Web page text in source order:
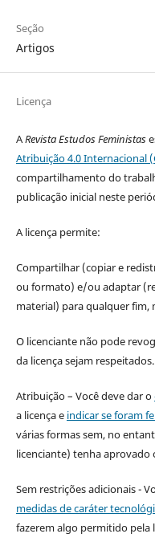
Seção
Artigos
Licença
ARevista Estudos Feministas
Atribuição 4.0 Internacional
compartilhamento do
publicação inicial neste
A licença permite:
Compartilhar (copiar e
ou formato) e/ou adaptar
material) para qualquer fim,
O licenciante não pode
da licença sejam
Atribuição – Você deve dar o
a licença e indicar se foram
várias formas sem, no
licenciante) tenha aprovado
Sem restrições adicionais -
medidas de caráter
fazerem algo permitido pela